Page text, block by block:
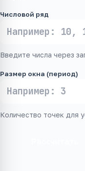
Числовой ряд
Введите числа через
Размер окна (период)
Количество точек для